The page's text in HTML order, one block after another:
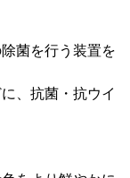
を行う装置を
抗菌・抗ウイ